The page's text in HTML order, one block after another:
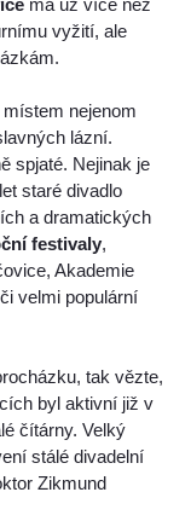
má už více než
vyžití, ale
nejenom
lázní.
spjaté. Nejinak je
staré divadlo
a dramatických
festivaly,
Akademie
velmi populární
tak vězte,
byl aktivní již v
čítárny. Velký
stálé divadelní
Zikmund